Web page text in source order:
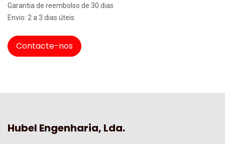
Garantia de reembolso de 30 dias
Envio: 2 a 3 dias úteis
Contacte-nos
Hubel Engenharia, Lda.